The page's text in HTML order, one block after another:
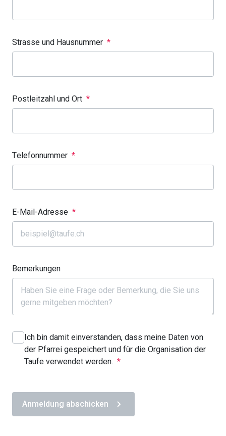
Strasse und Hausnummer *
Postleitzahl und Ort *
Telefonnummer *
E-Mail-Adresse *
Bemerkungen
Ich bin damit einverstanden, dass meine Daten von
der Pfarrei gespeichert und für die Organisation der
Taufe verwendet werden. *
Anmeldung abschicken